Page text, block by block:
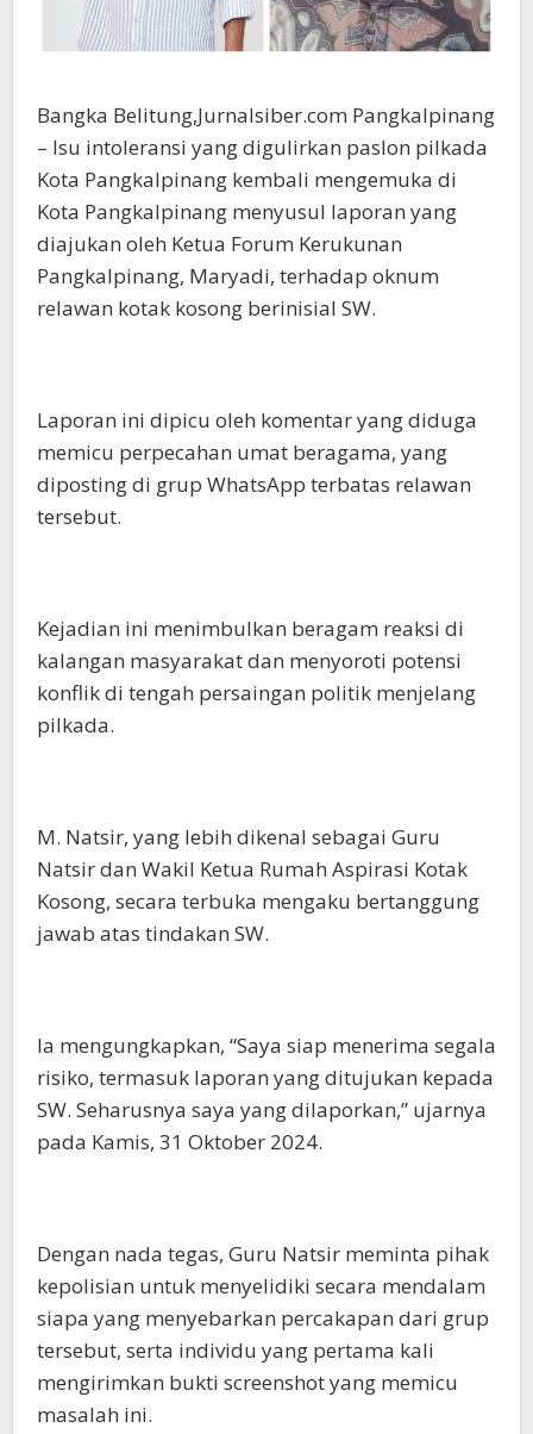
Bangka Belitung,Jurnalsiber.com Pangkalpinang
– Isu intoleransi yang digulirkan paslon pilkada
Kota Pangkalpinang kembali mengemuka di
Kota Pangkalpinang menyusul laporan yang
diajukan oleh Ketua Forum Kerukunan
Pangkalpinang, Maryadi, terhadap oknum
relawan kotak kosong berinisial SW.
Laporan ini dipicu oleh komentar yang diduga
memicu perpecahan umat beragama, yang
diposting di grup WhatsApp terbatas relawan
tersebut.
Kejadian ini menimbulkan beragam reaksi di
kalangan masyarakat dan menyoroti potensi
konflik di tengah persaingan politik menjelang
pilkada.
M. Natsir, yang lebih dikenal sebagai Guru
Natsir dan Wakil Ketua Rumah Aspirasi Kotak
Kosong, secara terbuka mengaku bertanggung
jawab atas tindakan SW.
Ia mengungkapkan, “Saya siap menerima segala
risiko, termasuk laporan yang ditujukan kepada
SW. Seharusnya saya yang dilaporkan,” ujarnya
pada Kamis, 31 Oktober 2024.
Dengan nada tegas, Guru Natsir meminta pihak
kepolisian untuk menyelidiki secara mendalam
siapa yang menyebarkan percakapan dari grup
tersebut, serta individu yang pertama kali
mengirimkan bukti screenshot yang memicu
masalah ini.